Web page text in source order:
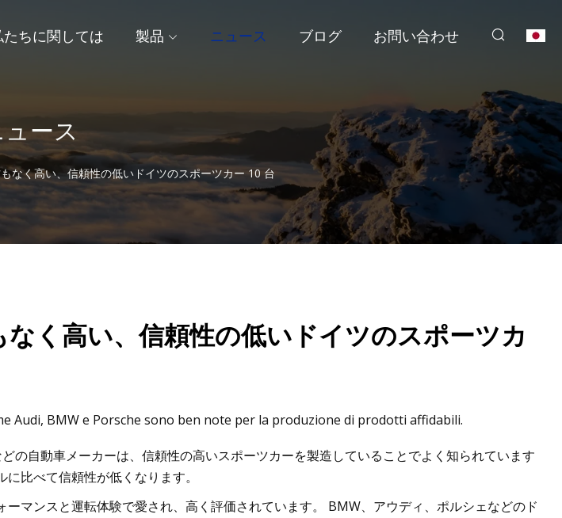
たちに関しては 製品 ニュース ブログ お問い合わせ
ュース
なく高い、信頼性の低いドイツのスポーツカー 10 台
く高い、信頼性の低いドイツのスポーツカ
Audi, BMW e Porsche sono ben note per la produzione di prodotti affidabili.
の自動車メーカーは、信頼性の高いスポーツカーを製造していることでよく知られています
比べて信頼性が低くなります。
ーマンスと運転体験で愛され、高く評価されています。 BMW、アウディ、ポルシェなどのド